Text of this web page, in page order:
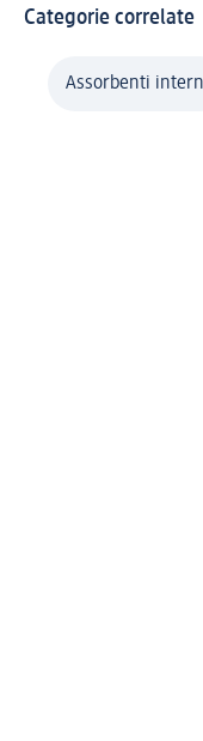
Categorie correlate
Assorbenti